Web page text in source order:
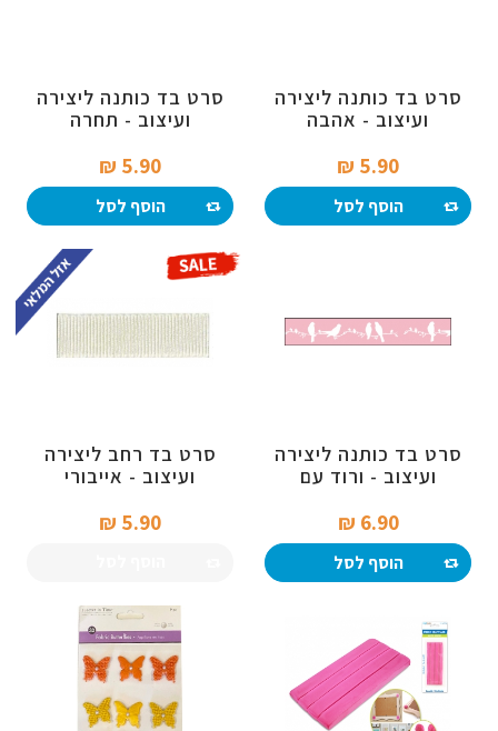
סרט בד כותנה ליצירה
ועיצוב - אהבה
5.90 ₪‎
הוסף לסל
סרט בד כותנה ליצירה
ועיצוב - תחרה
5.90 ₪‎
הוסף לסל
סרט בד כותנה ליצירה
ועיצוב - ורוד עם
6.90 ₪‎
הוסף לסל
סרט בד רחב ליצירה
ועיצוב - אייבורי
5.90 ₪‎